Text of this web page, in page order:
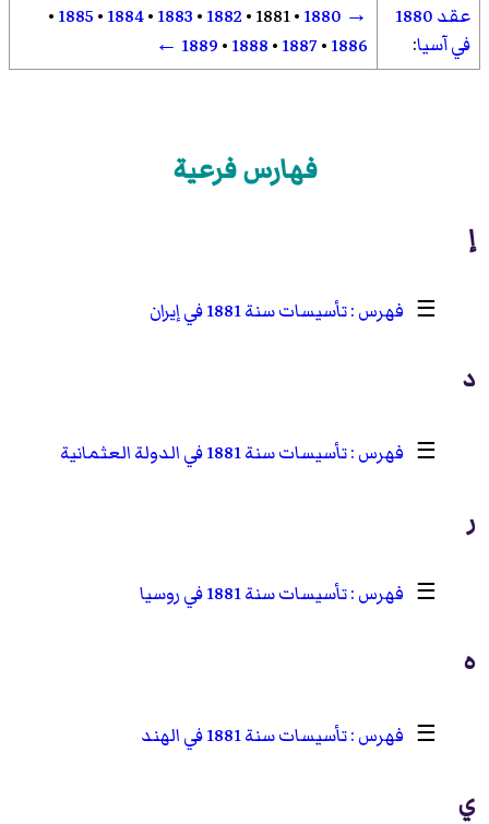
عقد 1880
في آسيا:
→
1880
•
1881
•
1882
•
1883
•
1884
•
1885
•
1886
•
1887
•
1888
•
1889
←
فهارس فرعية
إ
☰ تأسيسات سنة 1881 في إيران
د
☰ تأسيسات سنة 1881 في الدولة العثمانية
ر
☰ تأسيسات سنة 1881 في روسيا
ه
☰ تأسيسات سنة 1881 في الهند
ي